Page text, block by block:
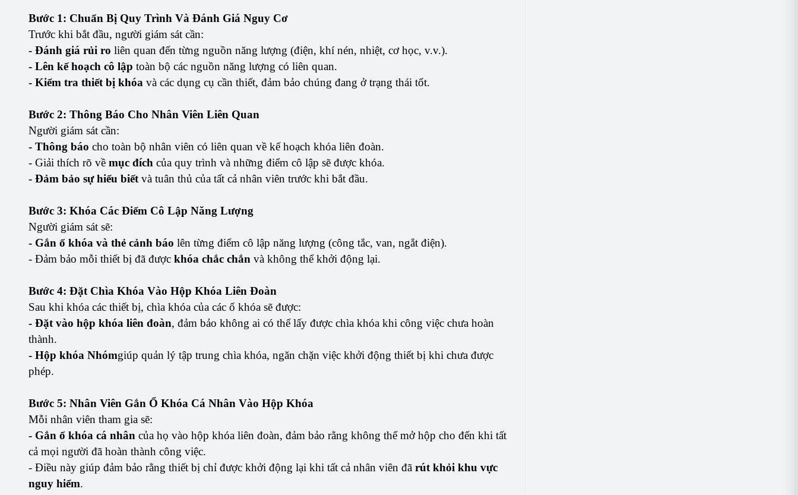
Bước 1: Chuẩn Bị Quy Trình Và Đánh Giá Nguy Cơ
Trước khi bắt đầu, người giám sát cần:
- Đánh giá rủi ro liên quan đến từng nguồn năng lượng (điện, khí nén, nhiệt, cơ học, v.v.).
- Lên kế hoạch cô lập toàn bộ các nguồn năng lượng có liên quan.
- Kiểm tra thiết bị khóa và các dụng cụ cần thiết, đảm bảo chúng đang ở trạng thái tốt.
Bước 2: Thông Báo Cho Nhân Viên Liên Quan
Người giám sát cần:
- Thông báo cho toàn bộ nhân viên có liên quan về kế hoạch khóa liên đoàn.
- Giải thích rõ về mục đích của quy trình và những điểm cô lập sẽ được khóa.
- Đảm bảo sự hiểu biết và tuân thủ của tất cả nhân viên trước khi bắt đầu.
Bước 3: Khóa Các Điểm Cô Lập Năng Lượng
Người giám sát sẽ:
- Gắn ổ khóa và thẻ cảnh báo lên từng điểm cô lập năng lượng (công tắc, van, ngắt điện).
- Đảm bảo mỗi thiết bị đã được khóa chắc chắn và không thể khởi động lại.
Bước 4: Đặt Chìa Khóa Vào Hộp Khóa Liên Đoàn
Sau khi khóa các thiết bị, chìa khóa của các ổ khóa sẽ được:
- Đặt vào hộp khóa liên đoàn, đảm bảo không ai có thể lấy được chìa khóa khi công việc chưa hoàn
thành.
- Hộp khóa Nhómgiúp quản lý tập trung chìa khóa, ngăn chặn việc khởi động thiết bị khi chưa được
phép.
Bước 5: Nhân Viên Gắn Ổ Khóa Cá Nhân Vào Hộp Khóa
Mỗi nhân viên tham gia sẽ:
- Gắn ổ khóa cá nhân của họ vào hộp khóa liên đoàn, đảm bảo rằng không thể mở hộp cho đến khi tất
cả mọi người đã hoàn thành công việc.
- Điều này giúp đảm bảo rằng thiết bị chỉ được khởi động lại khi tất cả nhân viên đã rút khỏi khu vực
nguy hiểm.